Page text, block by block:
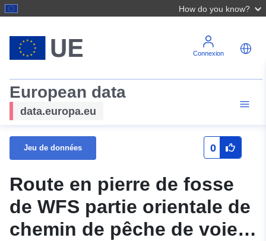
How do you know?
Connexion
European data
data.europa.eu
Jeu de données 0
Route en pierre de fosse
de WFS partie orientale de
chemin de pêche de voie